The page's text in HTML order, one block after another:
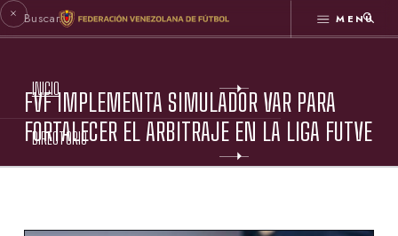
MENÚ
INICIO
DIRECTORIO
FVF IMPLEMENTA SIMULADOR VAR PARA
FORTALECER EL ARBITRAJE EN LA LIGA FUTVE